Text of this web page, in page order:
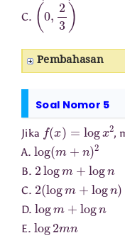
C. (0, 23 )
Pembahasan
Soal Nomor 5
Jika (x )= log ,
A. log ( m + 2
B. 2log log
C. 2(log + logn
D. log m +log
E. log2